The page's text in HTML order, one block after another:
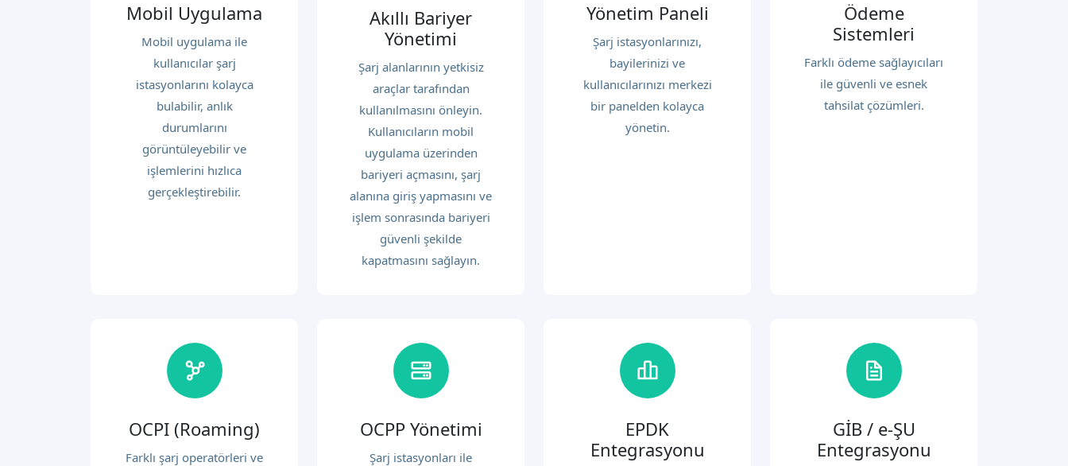
Mobil Uygulama
Mobil uygulama ile
kullanıcılar şarj
istasyonlarını kolayca
bulabilir, anlık
durumlarını
görüntüleyebilir ve
işlemlerini hızlıca
gerçekleştirebilir.
Akıllı Bariyer
Yönetimi
Şarj alanlarının yetkisiz
araçlar tarafından
kullanılmasını önleyin.
Kullanıcıların mobil
uygulama üzerinden
bariyeri açmasını, şarj
alanına giriş yapmasını ve
işlem sonrasında bariyeri
güvenli şekilde
kapatmasını sağlayın.
Yönetim Paneli
Şarj istasyonlarınızı,
bayilerinizi ve
kullanıcılarınızı merkezi
bir panelden kolayca
yönetin.
Ödeme
Sistemleri
Farklı ödeme sağlayıcıları
ile güvenli ve esnek
tahsilat çözümleri.
OCPI (Roaming)
Farklı şarj operatörleri ve
OCPP Yönetimi
Şarj istasyonları ile
EPDK
Entegrasyonu
GİB / e-ŞU
Entegrasyonu